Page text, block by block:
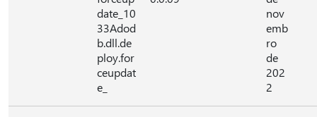
date_10
33Adod
b.dll.de
ploy.for
ceupdat
e_
nov
emb
ro
de
202
2